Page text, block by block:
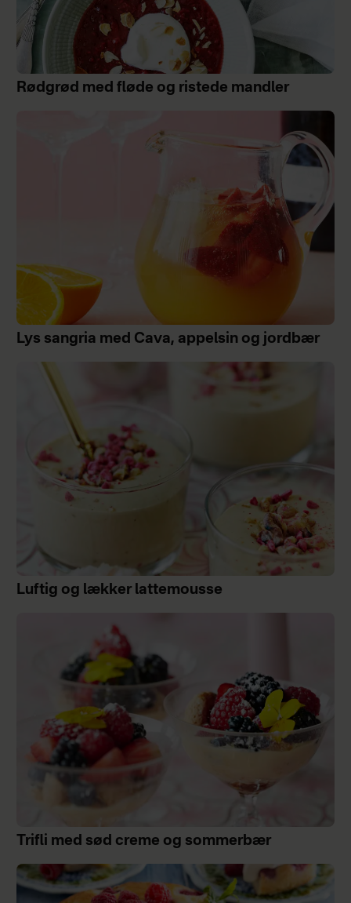
Rødgrød med fløde og ristede mandler
Lys sangria med Cava, appelsin og jordbær
Luftig og lækker lattemousse
Trifli med sød creme og sommerbær